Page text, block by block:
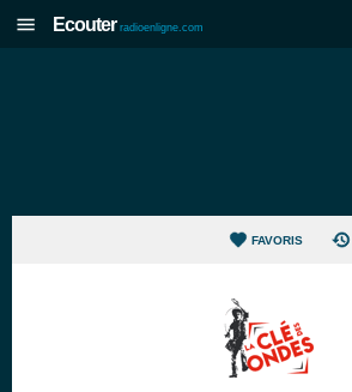
Ecouter radioenligne.com
FAVORIS